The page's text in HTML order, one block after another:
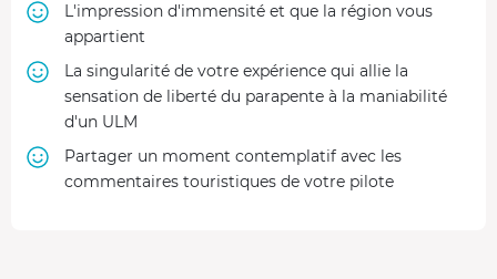
L'impression d'immensité et que la région vous
appartient
La singularité de votre expérience qui allie la
sensation de liberté du parapente à la maniabilité
d'un ULM
Partager un moment contemplatif avec les
commentaires touristiques de votre pilote